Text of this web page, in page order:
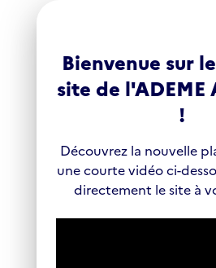
Bienvenue sur
site de l'ADEME
!
Découvrez la nouvelle
une courte vidéo ci-
directement le site à